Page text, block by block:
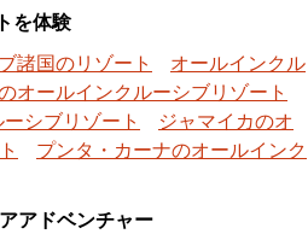
を体験
諸国のリゾート
オールインクル
オールインクルーシブリゾート
シブリゾート
ジャマイカのオ
プンタ・カーナのオールインク
アドベンチャー